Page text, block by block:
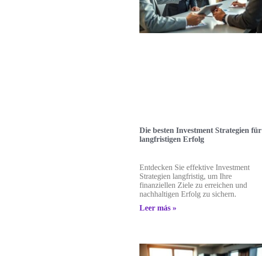
Die besten Investment Strategien für
langfristigen Erfolg
Entdecken Sie effektive Investment
Strategien langfristig, um Ihre
finanziellen Ziele zu erreichen und
nachhaltigen Erfolg zu sichern.
Leer más »